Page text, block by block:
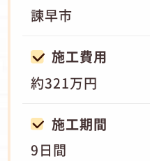
諫早市
施工費用
約321万円
施工期間
9日間